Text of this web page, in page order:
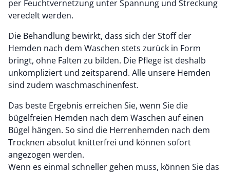
per Feuchtvernetzung unter Spannung und Streckung
veredelt werden.
Die Behandlung bewirkt, dass sich der Stoff der
Hemden nach dem Waschen stets zurück in Form
bringt, ohne Falten zu bilden. Die Pflege ist deshalb
unkompliziert und zeitsparend. Alle unsere Hemden
sind zudem waschmaschinenfest.
Das beste Ergebnis erreichen Sie, wenn Sie die
bügelfreien Hemden nach dem Waschen auf einen
Bügel hängen. So sind die Herrenhemden nach dem
Trocknen absolut knitterfrei und können sofort
angezogen werden.
Wenn es einmal schneller gehen muss, können Sie das